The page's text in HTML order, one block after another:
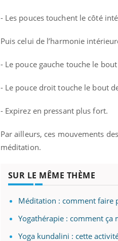
- Les pouces touchent le côté
Puis celui de l’harmonie
- Le pouce gauche touche le
- Le pouce droit touche le bout
- Expirez en pressant plus fort.
Par ailleurs, ces mouvements
méditation.
SUR LE MÊME THÈME
Méditation : comment faire
Yogathérapie : comment ça
Yoga kundalini : cette